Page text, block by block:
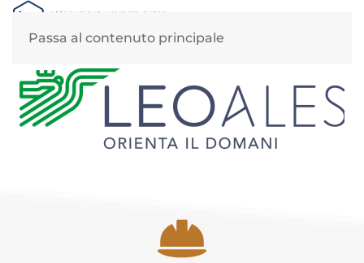
Passa al contenuto principale